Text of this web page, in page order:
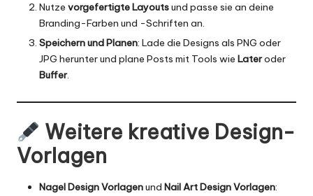
Nutze vorgefertigte Layoutsund passe sie an deine
Branding-Farben und -Schriften an.
Speichern und Planen: Lade die Designs als PNG oder
JPG herunter und plane Posts mit Tools wie Lateroder
Buffer.
Weitere kreative Design-
Vorlagen
Nagel Design Vorlagenund Nail Art Design Vorlagen: